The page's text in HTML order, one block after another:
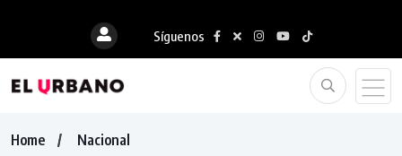
Síguenos
Home
Nacional